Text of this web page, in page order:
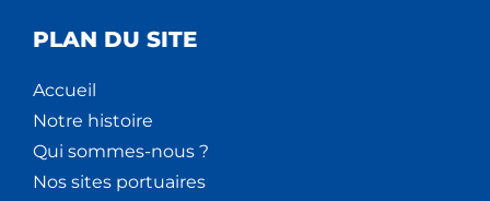
PLAN DU SITE
Accueil
Notre histoire
Qui sommes-nous ?
Nos sites portuaires